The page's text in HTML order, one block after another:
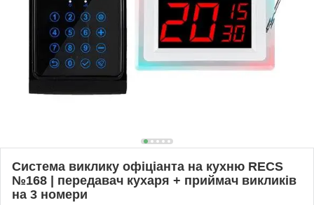
Система виклику офіціанта на кухню RECS
№168 | передавач кухаря + приймач викликів
на 3 номери